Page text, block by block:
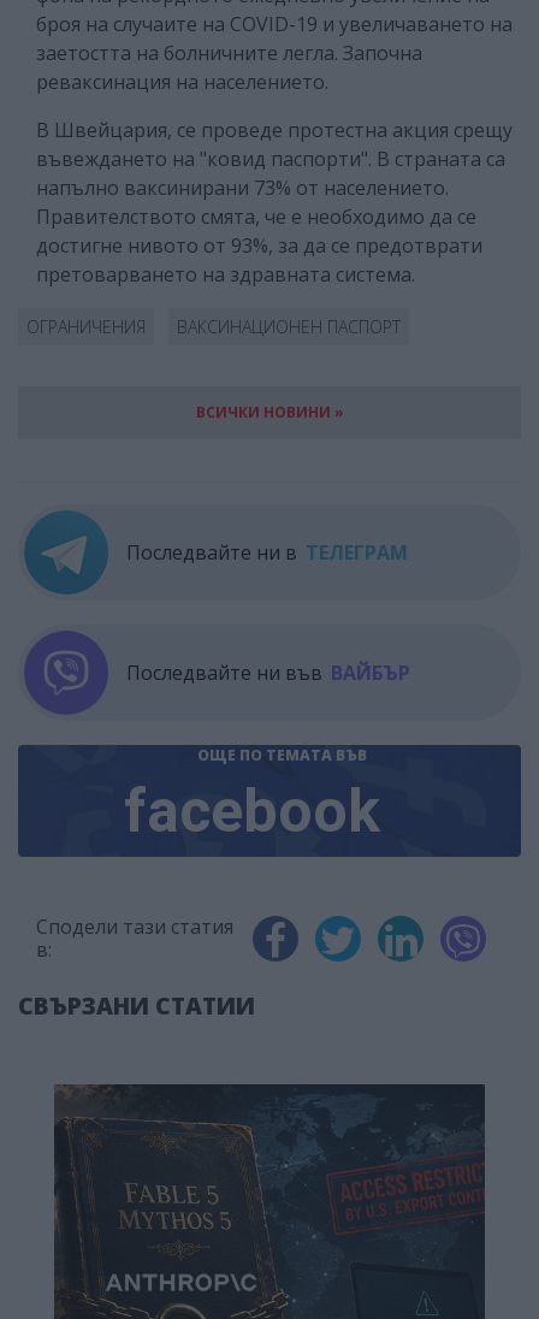
броя на случаите на COVID-19 и увеличаването на
заетостта на болничните легла. Започна
реваксинация на населението.
В Швейцария, се проведе протестна акция срещу
въвеждането на "ковид паспорти". В страната са
напълно ваксинирани 73% от населението.
Правителството смята, че е необходимо да се
достигне нивото от 93%, за да се предотврати
претоварването на здравната система.
ОГРАНИЧЕНИЯ ВАКСИНАЦИОНЕН ПАСПОРТ
ВСИЧКИ НОВИНИ »
Последвайте ни в ТЕЛЕГРАМ
Последвайте ни във ВАЙБЪР
ОЩЕ ПО ТЕМАТА ВЪВ
facebook
Сподели тази статия
в:
СВЪРЗАНИ СТАТИИ